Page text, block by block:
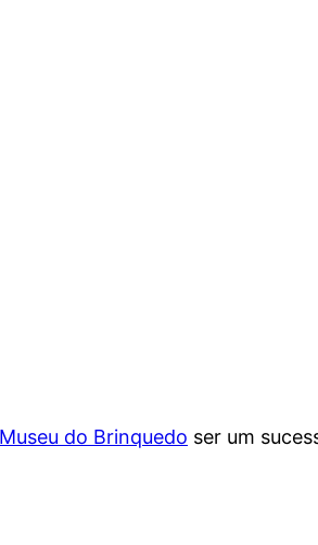
Museu do Brinquedo ser um